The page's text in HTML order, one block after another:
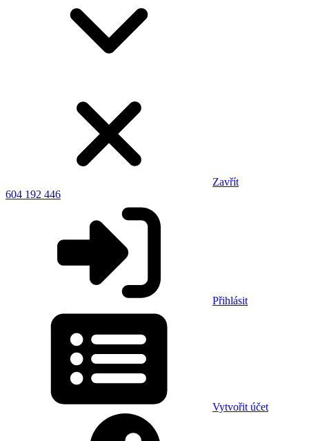
Zavřít
604 192 446
Přihlásit
Vytvořit účet